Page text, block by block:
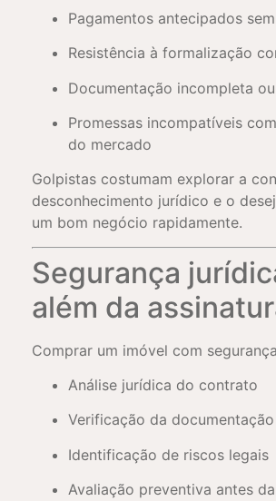
Pagamentos antecipados
Resistência à formalização
Documentação incompleta
Promessas incompatíveis
do mercado
Golpistas costumam explorar a
desconhecimento jurídico e o
um bom negócio rapidamente.
Segurança
além da
Comprar um imóvel com
Análise jurídica do contrato
Verificação da
Identificação de riscos legais
Avaliação preventiva antes